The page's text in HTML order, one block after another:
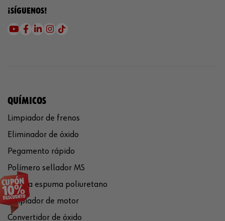
¡SÍGUENOS!
QUÍMICOS
Limpiador de frenos
Eliminador de óxido
Pegamento rápido
Polímero sellador MS
Pistola espuma poliuretano
Limpiador de motor
Convertidor de óxido